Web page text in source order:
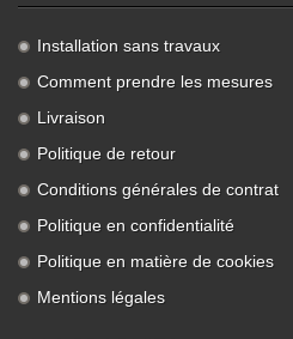
Installation sans travaux
Comment prendre les mesures
Livraison
Politique de retour
Conditions générales de contrat
Politique en confidentialité
Politique en matière de cookies
Mentions légales